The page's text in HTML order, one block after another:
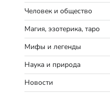
Человек и общество
Магия, эзотерика, таро
Мифы и легенды
Наука и природа
Новости